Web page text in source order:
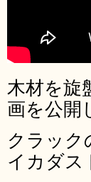
木材を旋
画を公開
クラック
イカダス